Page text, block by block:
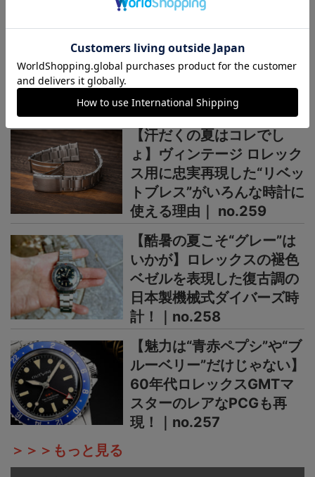
＞＞＞もっと見る
OUTLINEニュース
【汗だくの夏はコレでし
ょ】ヴィンテージ ロレック
ス用に忠実再現した“リベッ
トブレス”がいろんな時計に
使える理由｜ no.259
【酷暑の夏こそ“グレー”は
いかが】ロレックスの褪色
ベゼルを表現した復古調の
日本製機械式ダイバーズ時
計！｜no.258
【魅力は“青赤ペプシ”や“ブ
ルーベリー”だけじゃない】
60年代ロレックスGMTマ
スターのレアなPCGも再
現！｜no.257
＞＞＞もっと見る